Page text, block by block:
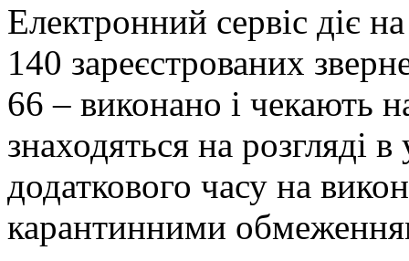
Електронний сервіс діє
140 зареєстрованих
66 – виконано і чекають
знаходяться на розгляді
додаткового часу на
карантинними